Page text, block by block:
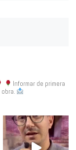
Informar de primera